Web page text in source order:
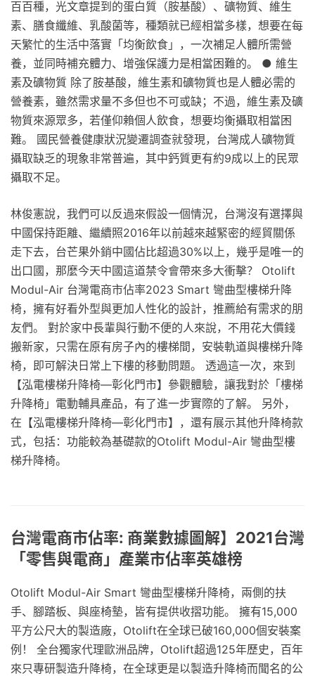
百百種，光文章提到的蛋白質（胺基酸）、礦物質、維生
素、膳食纖維、乳酸菌等，種類就已經相當多樣，想要在每
天繁忙的生活中落實「均衡飲食」，一次補足人體所需營
養，並同時補充體力、增強保護力是相當困難的。 ● 維生
素及礦物質 除了胺基酸，維生素和礦物質也是人體必需的
營養素，雖然需求量不多但也不可或缺；不過，維生素及礦
物質來源眾多，若僅仰賴個人飲食，想要均衡攝取相當困
難。 國民營養健康狀況變遷調查就發現，台灣成人礦物質
攝取缺乏的現象非常普遍，其中鈣質更有約9成以上的民眾
攝取不足。
林俊憲說，我們可以反過來假設一個情況，台灣沒有選擇與
中國保持距離、繼續照2016年以前越來越緊密的經貿關係
走下去，台芒果外銷中國佔比超過30%以上，幾乎是唯一的
出口國，那麼今天中國這道禁令會帶來多大衝擊？ Otolift
Modul-Air 台灣電商市佔率2023 Smart 彎曲型樓梯升降
椅，擁有好看外型與更加人性化的設計，推薦給有需求的朋
友們。 對於家中長輩與行動不便的人來說，不用花大價錢
搬新家，只需在原有房子內的樓梯間，安裝軌道與樓梯升降
椅，即可解決日常上下樓的移動問題。 透過這一次，來到
【泓電樓梯升降椅—彰化門市】參觀體驗，讓我對於「樓梯
升降椅」電動輔具產品，有了進一步實際的了解。 另外，
在【泓電樓梯升降椅—彰化門市】，還有展示其他升降椅款
式，包括：功能較為基礎款的Otolift Modul-Air 彎曲型樓
梯升降椅。
台灣電商市佔率: 商業數據圖解】2021台灣
「零售與電商」產業市佔率英雄榜
Otolift Modul-Air Smart 彎曲型樓梯升降椅，兩側的扶
手、腳踏板、與座椅墊，皆有提供收摺功能。 擁有15,000
平方公尺大的製造廠，Otolift在全球已破160,000個安裝案
例！ 全台獨家代理歐洲品牌，Otolift超過125年歷史，百年
來只專研製造升降椅，在全球更是以製造升降椅而聞名的公